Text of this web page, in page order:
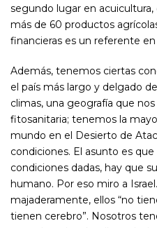
segundo lugar en
más de 60 productos
financieras es un referente
Además, tenemos ciertas
el país más largo y delgado
climas, una geografía que
fitosanitaria; tenemos la
mundo en el Desierto de
condiciones. El asunto es
condiciones dadas, hay que
humano. Por eso miro a
majaderamente, ellos “no
tienen cerebro”. Nosotros